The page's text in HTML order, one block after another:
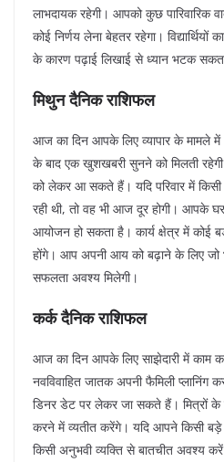
लाभदायक रहेगी। आपको कुछ पारिवारिक
कोई निर्णय लेना बेहतर रहेगा।
के कारण पढ़ाई लिखाई से ध्यान भटक
मिथुन दैनिक राशिफल
आज का दिन आपके लिए व्यापार के मामले
के बाद एक खुशखबरी सुनने को मिलती
को लेकर आ सकते हैं। यदि परिवार में
रही थी, तो वह भी आज दूर होगी। आपके घर
आयोजन हो सकता है। कार्य क्षेत्र में कोई
होंगे। आप अपनी आय को बढ़ाने के लिए
सफलता अवश्य मिलेगी।
कर्क दैनिक राशिफल
आज का दिन आपके लिए साझेदारी में काम
नवविवाहित जातक अपनी फैमिली प्लानिंग
डिनर डेट पर लेकर जा सकते हैं। मित्रों
करने में व्यतीत करेंगे। यदि आपने किसी
किसी अनुभवी व्यक्ति से बातचीत अवश्य